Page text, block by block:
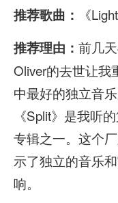
i
o
P
l
y
e
r
推荐歌曲：
《
推荐理由： 前几
Oliver的去世让我
中最好的独立音
《Split》是我听
专辑之一。这个
示了独立的音乐
响。